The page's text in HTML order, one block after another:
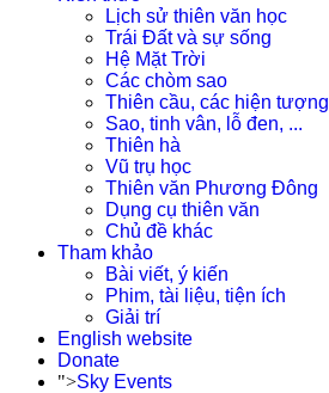
Lịch sử thiên văn học
Trái Đất và sự sống
Hệ Mặt Trời
Các chòm sao
Thiên cầu, các hiện tượng
Sao, tinh vân, lỗ đen, ...
Thiên hà
Vũ trụ học
Thiên văn Phương Đông
Dụng cụ thiên văn
Chủ đề khác
Tham khảo
Bài viết, ý kiến
Phim, tài liệu, tiện ích
Giải trí
English website
Donate
">Sky Events